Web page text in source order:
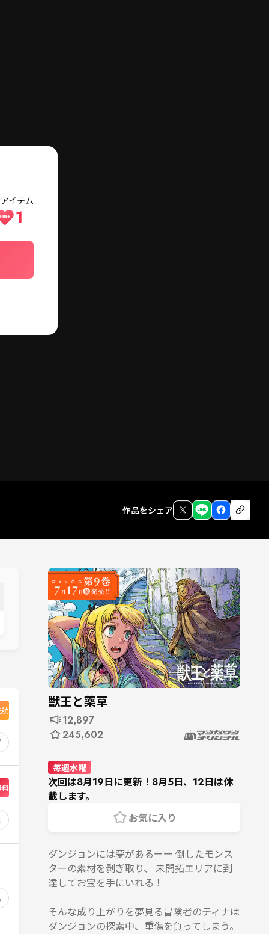
イテム
1
作品をシェア
読
料
獣王と薬草
12,897
245,602
毎週水曜
次回は8月19日に更新！8月5日、12日は休
載します。
お気に入り
ダンジョンには夢があるーー 倒したモンス
ターの素材を剥ぎ取り、 未開拓エリアに到
達してお宝を手にいれる！
そんな成り上がりを夢見る冒険者のティナは
ダンジョンの探索中、重傷を負ってしまう。